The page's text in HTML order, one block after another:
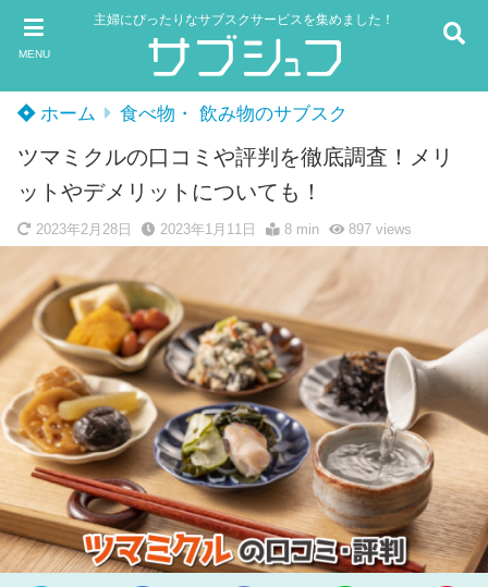
MENU
主婦にぴったりなサブスクサービスを集めました！
ホーム 食べ物・ 飲み物のサブスク
ツマミクルの口コミや評判を徹底調査！メリ
ットやデメリットについても！
2023年2月28日 2023年1月11日 8 min 897 views